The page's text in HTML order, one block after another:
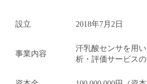
設立 2018年7月2日
事業内容
汗乳酸センサを用
析・評価サービス